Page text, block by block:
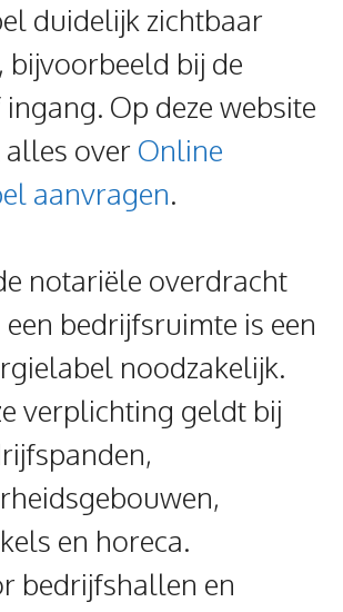
duidelijk zichtbaar
bijvoorbeeld bij de
Op deze website
alles over Online
aanvragen.
notariële overdracht
een bedrijfsruimte is een
noodzakelijk.
verplichting geldt bij
en horeca.
bedrijfshallen en